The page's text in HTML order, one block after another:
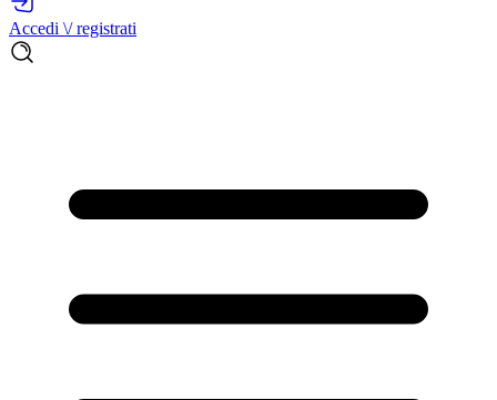
Accedi \/ registrati